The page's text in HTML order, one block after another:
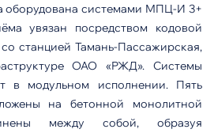
оборудована системами МПЦ-И 3+
увязан посредством кодовой
станцией Тамань-Пассажирская,
ОАО «РЖД». Системы
в модульном исполнении. Пять
на бетонной монолитной
между собой, образуя